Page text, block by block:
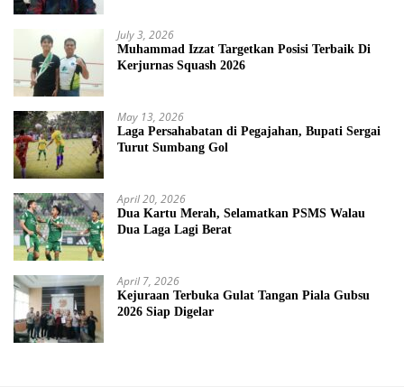
July 3, 2026
Muhammad Izzat Targetkan Posisi Terbaik Di
Kerjurnas Squash 2026
May 13, 2026
Laga Persahabatan di Pegajahan, Bupati Sergai
Turut Sumbang Gol
April 20, 2026
Dua Kartu Merah, Selamatkan PSMS Walau
Dua Laga Lagi Berat
April 7, 2026
Kejuraan Terbuka Gulat Tangan Piala Gubsu
2026 Siap Digelar